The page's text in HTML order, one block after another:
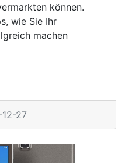
können.
wie Sie Ihr
machen
27